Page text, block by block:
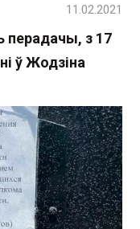
перадачы, з 17
ў Жодзіна
11.02.2021